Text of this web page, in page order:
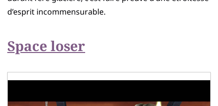
d’esprit incommensurable.
Space loser